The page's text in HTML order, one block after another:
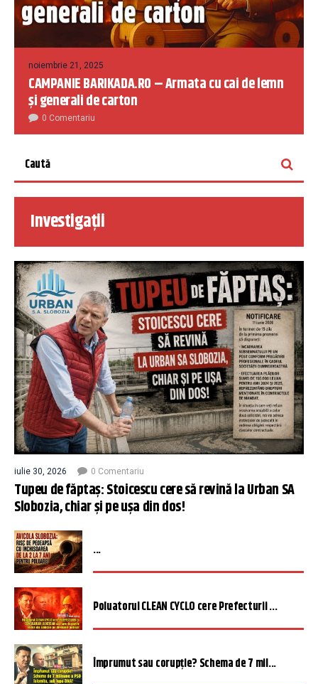
noiembrie 21, 2025
CAMPANIE BARIKADA.RO – Armata cu cai de lemn
și generali de carton
0 Comentariu
Investigații
iulie 30, 2026 0 Comentariu
Tupeu de făptaș: Stoicescu cere să revină la Urban SA
Slobozia, chiar și pe ușa din dos!
...
Poluatorul CLEAN CYCLO cere Prefecturii ...
Împrumut sau corupție? Schema de 7 mil...